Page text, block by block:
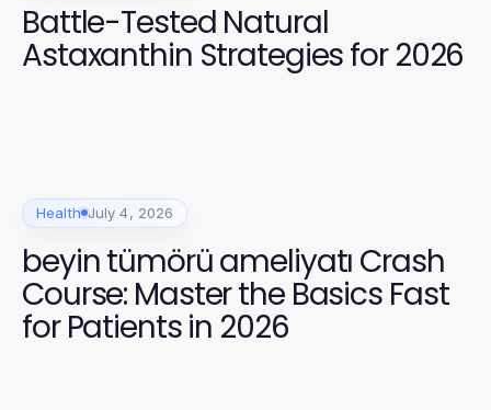
Battle-Tested Natural
Astaxanthin Strategies for 2026
Health July 4, 2026
beyin tümörü ameliyatı Crash
Course: Master the Basics Fast
for Patients in 2026